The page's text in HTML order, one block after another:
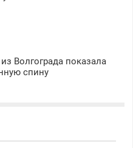
Волгограда показала
спину